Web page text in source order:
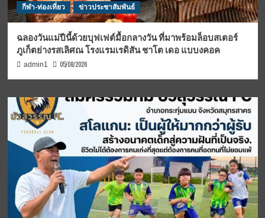
กีฬา-ท่องเที่ยว ข่าวประชาสัมพันธ์
ฉลองวันแม่ปีนี้ด้วยบุฟเฟต์มื้อกลางวัน ที่มาพร้อมล็อบสเตอร์
ภูเก็ตย่างรสเลิศณ โรงแรมเรดิสัน ชาโต เดอ แบบงคอค
admin1 05/08/2026